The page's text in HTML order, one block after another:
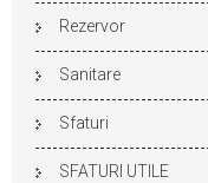
Rezervor
Sanitare
Sfaturi
SFATURI UTILE